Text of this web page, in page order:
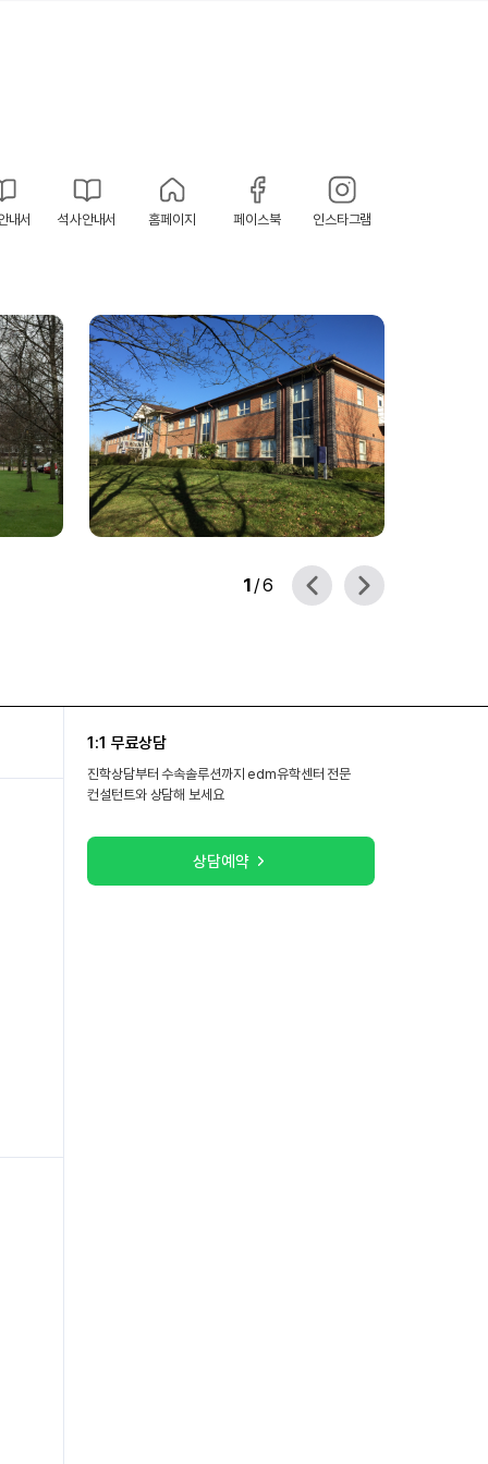
내서 석사안내서 홈페이지 페이스북 인스타그램
1/6
1:1 무료상담
진학상담부터 수속솔루션까지 edm유학센터 전문
컨설턴트와 상담해 보세요
상담예약